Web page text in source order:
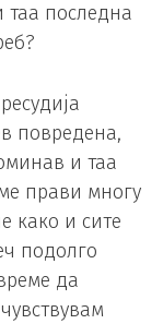
таа последна
повредена,
и таа
прави многу
како и сите
подолго
да